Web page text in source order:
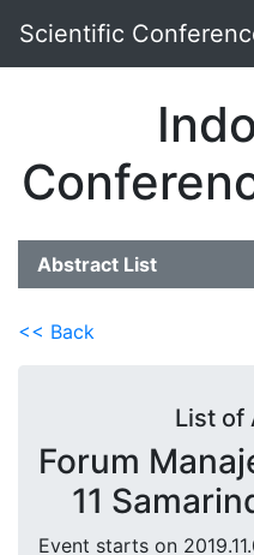
Scientific
Abstract List
<< Back
List of
Forum
11
Event starts on